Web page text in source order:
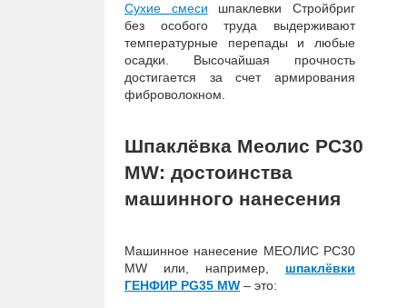
Сухие смеси шпаклевки Стройбриг
без особого труда выдерживают
температурные перепады и любые
осадки. Высочайшая прочность
достигается за счет армирования
фиброволокном.
Шпаклёвка Меолис PC30
MW: достоинства
машинного нанесения
Машинное нанесение МЕОЛИС PC30
MW или, например,
шпаклёвки
ГЕНФИР PG35 MW – это: